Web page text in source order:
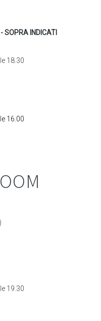
SOPRA INDICATI
18.30
16.00
19.30